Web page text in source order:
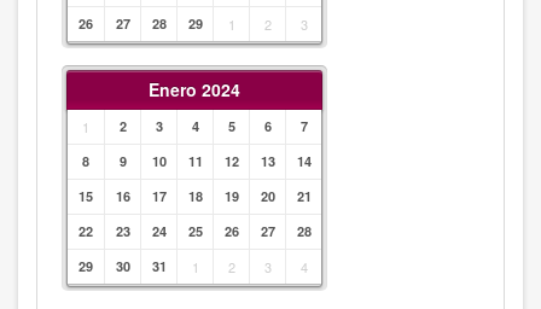
26
27 28 29 1 2 3
Enero 2024
1 2 3 4 5 6
7
8
9 10 11 12 13
14
15
16 17 18 19 20
21
22
23 24 25 26 27
28
29
30 31 1 2 3 4